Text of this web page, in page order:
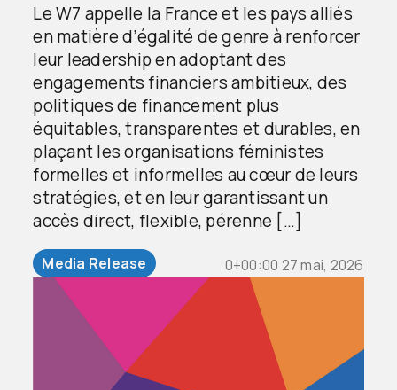
Le W7 appelle la France et les pays alliés
en matière d’égalité de genre à renforcer
leur leadership en adoptant des
engagements financiers ambitieux, des
politiques de financement plus
équitables, transparentes et durables, en
plaçant les organisations féministes
formelles et informelles au cœur de leurs
stratégies, et en leur garantissant un
accès direct, flexible, pérenne […]
Media Release 0+00:00 27 mai, 2026